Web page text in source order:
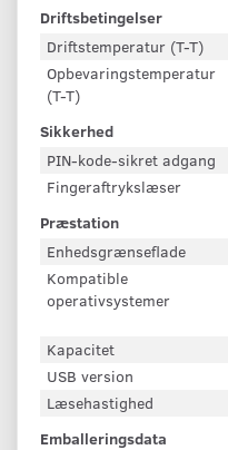
Driftsbetingelser
Driftstemperatur (T-T)
Opbevaringstemperatur
(T-T)
Sikkerhed
PIN-kode-sikret adgang
Fingeraftrykslæser
Præstation
Enhedsgrænseflade
Kompatible
operativsystemer
Kapacitet
USB version
Læsehastighed
Emballeringsdata